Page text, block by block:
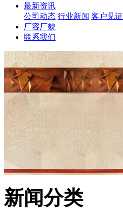
最新资讯
公司动态 行业新闻 客户见证
厂容厂貌
联系我们
新闻分类